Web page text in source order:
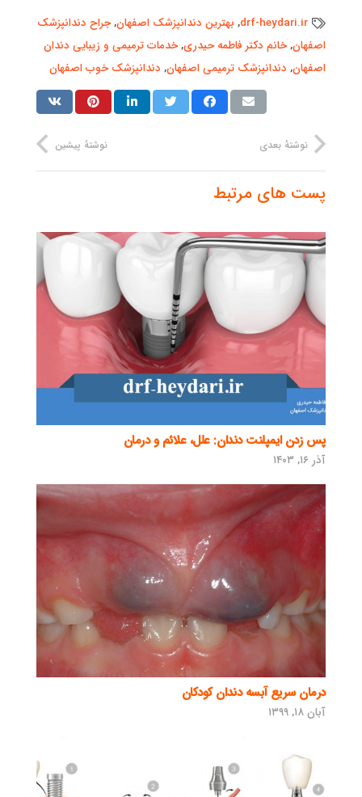
drf-heydari.ir
, بهترین دندانپزشک اصفهان,جراح دندانپزشک
اصفهان,خانم دکتر فاطمه حیدری,خدمات ترمیمی و زیبایی دندان
اصفهان, دندانپزشک ترمیمی اصفهان, دندانپزشک خوب اصفهان
نوشتهٔ پیشین نوشتهٔ بعدی
پست های مرتبط
پس زدن ایمپلنت دندان: علل، علائم و درمان
آذر ۱۶, ۱۴۰۳
درمان سریع آبسه دندان کودکان
آبان ۱۸, ۱۳۹۹